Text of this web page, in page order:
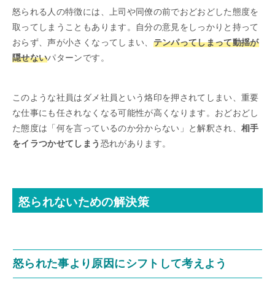
怒られる人の特徴には、上司や同僚の前でおどおどした態度を
取ってしまうこともあります。自分の意見をしっかりと持って
おらず、声が小さくなってしまい、 テンパってしまって動揺が
隠せないパターンです。
このような社員はダメ社員という烙印を押されてしまい、重要
な仕事にも任されなくなる可能性が高くなります。おどおどし
た態度は「何を言っているのか分からない」と解釈され、相手
をイラつかせてしまう 恐れがあります。
怒られないための解決策
怒られた事より原因にシフトして考えよう